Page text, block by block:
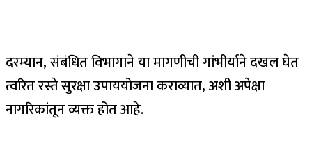
दरम्यान, संबंधित विभागाने या मागणीची गांभीर्याने दखल घेत
त्वरित रस्ते सुरक्षा उपाययोजना कराव्यात, अशी अपेक्षा
नागरिकांतून व्यक्त होत आहे.